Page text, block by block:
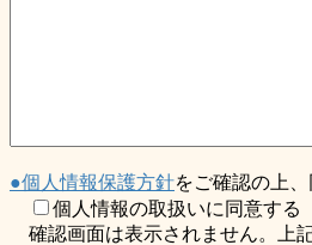
●個人情報保護方針をご確認の上
個人情報の取扱いに同意する
確認画面は表示されません。上